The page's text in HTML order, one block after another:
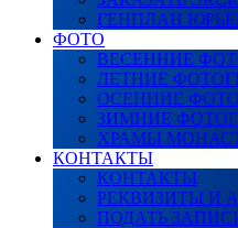
ГЕНПЛАН
ФОТО
ВЕСЕННИЕ
ЛЕТНИЕ
ОСЕННИЕ
ЗИМНИЕ
ХРАМЫ
КОНТАКТЫ
КОНТАКТЫ
РЕКВИЗИТЫ И
ПОДАТЬ